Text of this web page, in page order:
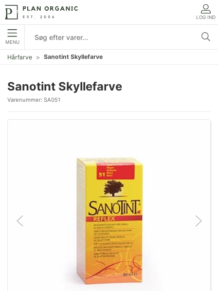
LOG IND
MENU
Hårfarve Sanotint Skyllefarve
Sanotint Skyllefarve
Varenummer: SA051